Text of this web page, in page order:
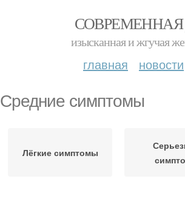
изысканная и жгучая
главная новости
Средние симптомы
Лёгкие симптомы